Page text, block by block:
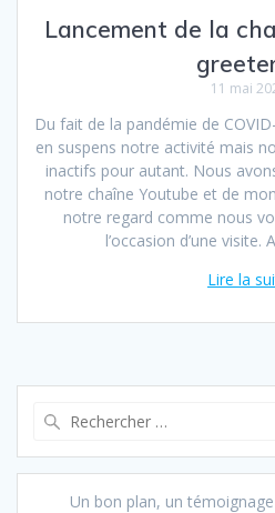
Lancement de la
11 mai
Du fait de la pandémie de
en suspens notre activité mais
inactifs pour autant. Nous
notre chaîne Youtube et de
notre regard comme nous
l’occasion d’une
Lire la
Un bon plan, un